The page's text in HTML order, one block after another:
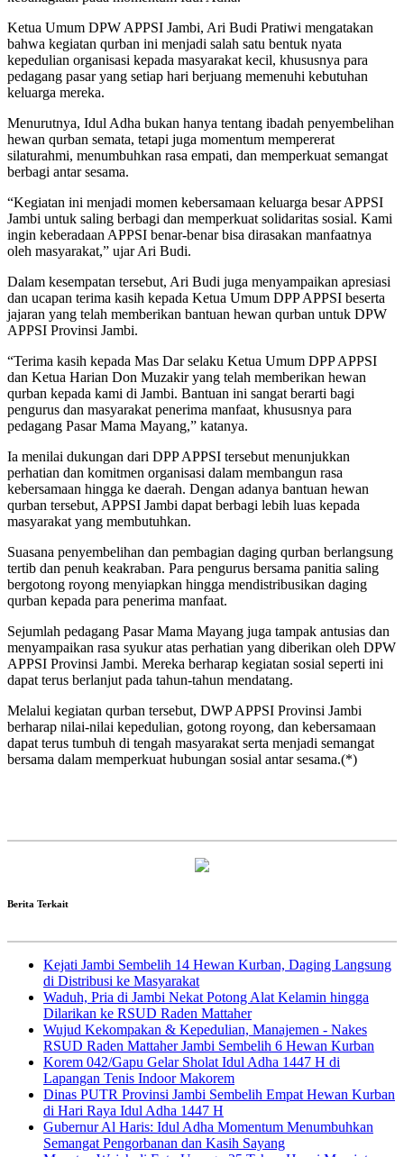
Ketua Umum DPW APPSI Jambi, Ari Budi Pratiwi mengatakan
bahwa kegiatan qurban ini menjadi salah satu bentuk nyata
kepedulian organisasi kepada masyarakat kecil, khususnya para
pedagang pasar yang setiap hari berjuang memenuhi kebutuhan
keluarga mereka.
Menurutnya, Idul Adha bukan hanya tentang ibadah penyembelihan
hewan qurban semata, tetapi juga momentum mempererat
silaturahmi, menumbuhkan rasa empati, dan memperkuat semangat
berbagi antar sesama.
“Kegiatan ini menjadi momen kebersamaan keluarga besar APPSI
Jambi untuk saling berbagi dan memperkuat solidaritas sosial. Kami
ingin keberadaan APPSI benar-benar bisa dirasakan manfaatnya
oleh masyarakat,” ujar Ari Budi.
Dalam kesempatan tersebut, Ari Budi juga menyampaikan apresiasi
dan ucapan terima kasih kepada Ketua Umum DPP APPSI beserta
jajaran yang telah memberikan bantuan hewan qurban untuk DPW
APPSI Provinsi Jambi.
“Terima kasih kepada Mas Dar selaku Ketua Umum DPP APPSI
dan Ketua Harian Don Muzakir yang telah memberikan hewan
qurban kepada kami di Jambi. Bantuan ini sangat berarti bagi
pengurus dan masyarakat penerima manfaat, khususnya para
pedagang Pasar Mama Mayang,” katanya.
Ia menilai dukungan dari DPP APPSI tersebut menunjukkan
perhatian dan komitmen organisasi dalam membangun rasa
kebersamaan hingga ke daerah. Dengan adanya bantuan hewan
qurban tersebut, APPSI Jambi dapat berbagi lebih luas kepada
masyarakat yang membutuhkan.
Suasana penyembelihan dan pembagian daging qurban berlangsung
tertib dan penuh keakraban. Para pengurus bersama panitia saling
bergotong royong menyiapkan hingga mendistribusikan daging
qurban kepada para penerima manfaat.
Sejumlah pedagang Pasar Mama Mayang juga tampak antusias dan
menyampaikan rasa syukur atas perhatian yang diberikan oleh DPW
APPSI Provinsi Jambi. Mereka berharap kegiatan sosial seperti ini
dapat terus berlanjut pada tahun-tahun mendatang.
Melalui kegiatan qurban tersebut, DWP APPSI Provinsi Jambi
berharap nilai-nilai kepedulian, gotong royong, dan kebersamaan
dapat terus tumbuh di tengah masyarakat serta menjadi semangat
bersama dalam memperkuat hubungan sosial antar sesama.(*)
Berita Terkait
Kejati Jambi Sembelih 14 Hewan Kurban, Daging Langsung
di Distribusi ke Masyarakat
Waduh, Pria di Jambi Nekat Potong Alat Kelamin hingga
Dilarikan ke RSUD Raden Mattaher
Wujud Kekompakan & Kepedulian, Manajemen - Nakes
RSUD Raden Mattaher Jambi Sembelih 6 Hewan Kurban
Korem 042/Gapu Gelar Sholat Idul Adha 1447 H di
Lapangan Tenis Indoor Makorem
Dinas PUTR Provinsi Jambi Sembelih Empat Hewan Kurban
di Hari Raya Idul Adha 1447 H
Gubernur Al Haris: Idul Adha Momentum Menumbuhkan
Semangat Pengorbanan dan Kasih Sayang